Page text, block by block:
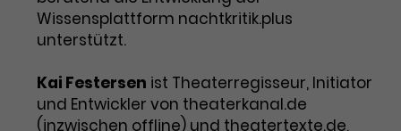
Wissensplattform nachtkritik.plus
unterstützt.
Kai Festersen ist Theaterregisseur, Initiator
und Entwickler von theaterkanal.de
(inzwischen offline) und theatertexte.de,